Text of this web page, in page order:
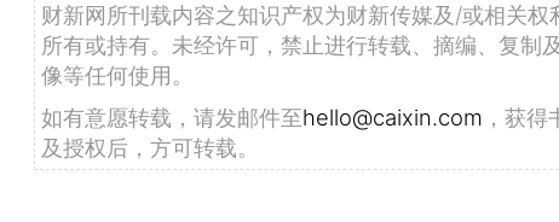
财新网所刊载内容之知识产权为财新传媒及/或相关权
所有或持有。未经许可，禁止进行转载、摘编、复制
像等任何使用。
如有意愿转载，请发邮件至hello@caixin.com ，获得
及授权后，方可转载。